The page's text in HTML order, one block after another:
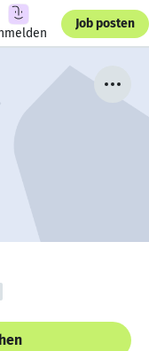
Job posten